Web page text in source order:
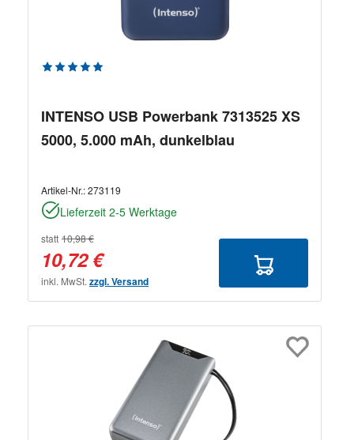
Durchschnittliche Bewertung von 5 von 5 Sternen
INTENSO USB Powerbank 7313525 XS
5000, 5.000 mAh, dunkelblau
Artikel-Nr.:273119
Lieferzeit 2-5 Werktage
statt 10,98 €
10,72 €
inkl. MwSt. zzgl. Versand